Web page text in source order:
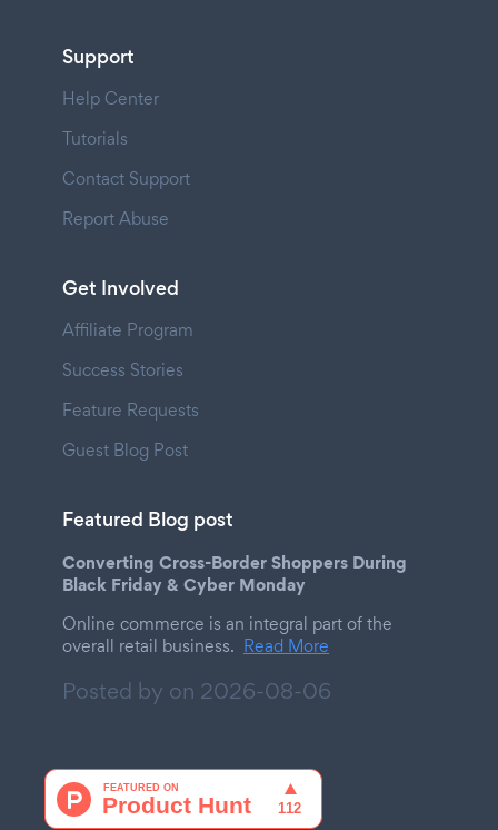
Support
Help Center
Tutorials
Contact Support
Report Abuse
Get Involved
Affiliate Program
Success Stories
Feature Requests
Guest Blog Post
Featured Blog post
Converting Cross-Border Shoppers During
Black Friday & Cyber Monday
Online commerce is an integral part of the
overall retail business. Read More
Posted by on 2026-08-06